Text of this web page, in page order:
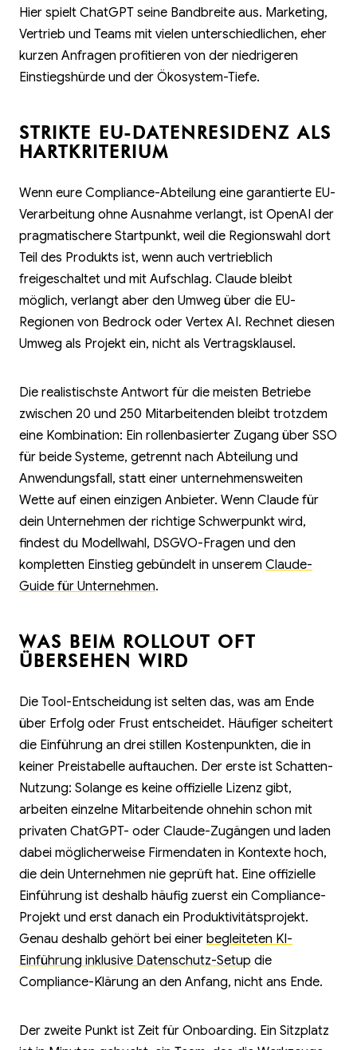
Hier spielt ChatGPT seine Bandbreite aus. Marketing,
Vertrieb und Teams mit vielen unterschiedlichen, eher
kurzen Anfragen profitieren von der niedrigeren
Einstiegshürde und der Ökosystem-Tiefe.
STRIKTE EU-DATENRESIDENZ ALS
HARTKRITERIUM
Wenn eure Compliance-Abteilung eine garantierte EU-
Verarbeitung ohne Ausnahme verlangt, ist OpenAI der
pragmatischere Startpunkt, weil die Regionswahl dort
Teil des Produkts ist, wenn auch vertrieblich
freigeschaltet und mit Aufschlag. Claude bleibt
möglich, verlangt aber den Umweg über die EU-
Regionen von Bedrock oder Vertex AI. Rechnet diesen
Umweg als Projekt ein, nicht als Vertragsklausel.
Die realistischste Antwort für die meisten Betriebe
zwischen 20 und 250 Mitarbeitenden bleibt trotzdem
eine Kombination: Ein rollenbasierter Zugang über SSO
für beide Systeme, getrennt nach Abteilung und
Anwendungsfall, statt einer unternehmensweiten
Wette auf einen einzigen Anbieter. Wenn Claude für
dein Unternehmen der richtige Schwerpunkt wird,
findest du Modellwahl, DSGVO-Fragen und den
kompletten Einstieg gebündelt in unserem Claude-
Guide für Unternehmen.
WAS BEIM ROLLOUT OFT
ÜBERSEHEN WIRD
Die Tool-Entscheidung ist selten das, was am Ende
über Erfolg oder Frust entscheidet. Häufiger scheitert
die Einführung an drei stillen Kostenpunkten, die in
keiner Preistabelle auftauchen. Der erste ist Schatten-
Nutzung: Solange es keine offizielle Lizenz gibt,
arbeiten einzelne Mitarbeitende ohnehin schon mit
privaten ChatGPT- oder Claude-Zugängen und laden
dabei möglicherweise Firmendaten in Kontexte hoch,
die dein Unternehmen nie geprüft hat. Eine offizielle
Einführung ist deshalb häufig zuerst ein Compliance-
Projekt und erst danach ein Produktivitätsprojekt.
Genau deshalb gehört bei einer begleiteten KI-
Einführung inklusive Datenschutz-Setup die
Compliance-Klärung an den Anfang, nicht ans Ende.
Der zweite Punkt ist Zeit für Onboarding. Ein Sitzplatz